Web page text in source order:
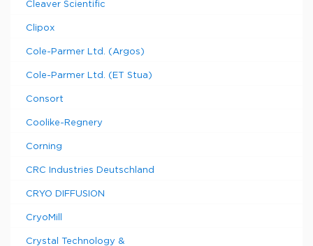
Cleaver Scientific
Clipox
Cole-Parmer Ltd. (Argos)
Cole-Parmer Ltd. (ET Stua)
Consort
Coolike-Regnery
Corning
CRC Industries Deutschland
CRYO DIFFUSION
CryoMill
Crystal Technology &